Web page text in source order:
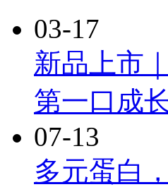
03-17
新品上市
第一口成
07-13
多元蛋白